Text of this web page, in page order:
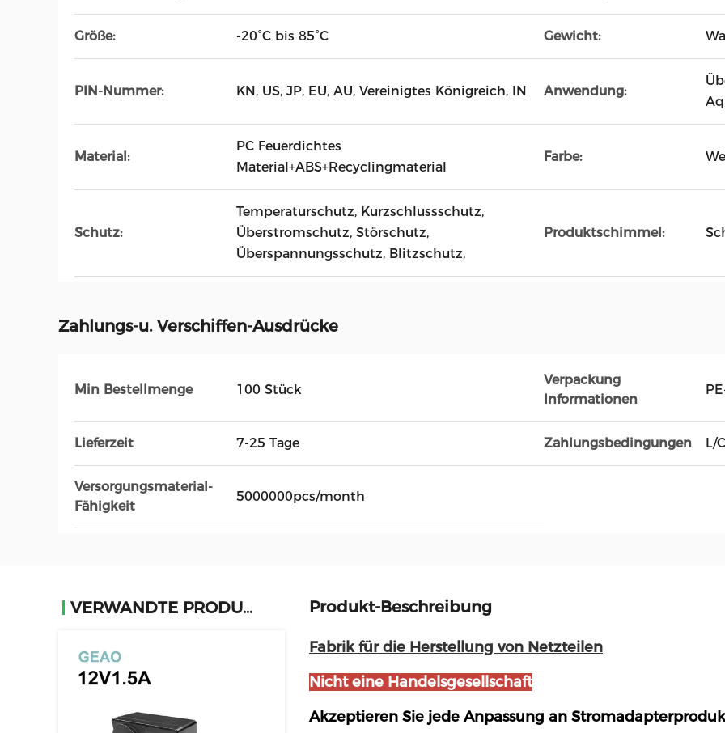
Größe: -20°C bis 85°C Gewicht:
PIN-Nummer: KN, US, JP, EU, AU, Vereinigtes Königreich, IN Anwendung:
Material:
PC Feuerdichtes
Material+ABS+Recyclingmaterial
Farbe:
Schutz:
Temperaturschutz, Kurzschlussschutz,
Überstromschutz, Störschutz,
Überspannungsschutz, Blitzschutz,
Produktschimmel:
Zahlungs-u. Verschiffen-Ausdrücke
Min Bestellmenge 100 Stück
Verpackung
Informationen
Lieferzeit 7-25 Tage Zahlungsbedingungen L/
Versorgungsmaterial-
Fähigkeit
5000000pcs/month
VERWANDTE PRODUKTE Produkt-Beschreibung
Fabrik für die Herstellung von Netzteilen
Nicht eine Handelsgesellschaft
Akzeptieren Sie jede Anpassung an